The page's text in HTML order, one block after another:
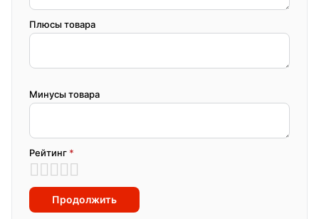
Плюсы товара
Минусы товара
Рейтинг *
Продолжить